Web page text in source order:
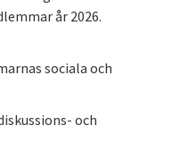
år 2026.
sociala och
och